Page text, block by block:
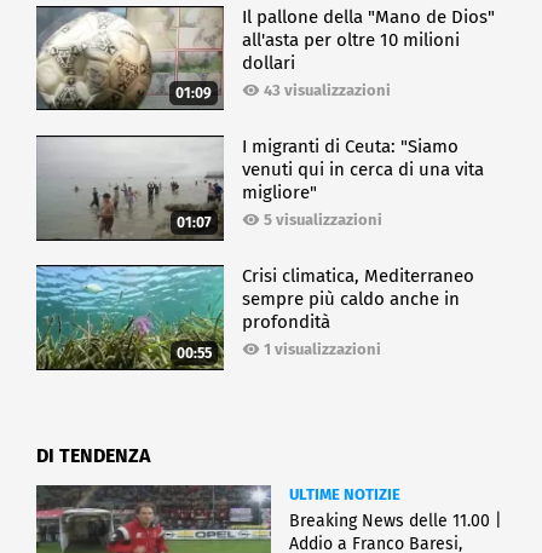
01:09
Il pallone della "Mano de Dios"
all'asta per oltre 10 milioni
dollari
43 visualizzazioni
01:07
I migranti di Ceuta: "Siamo
venuti qui in cerca di una vita
migliore"
5 visualizzazioni
00:55
Crisi climatica, Mediterraneo
sempre più caldo anche in
profondità
1 visualizzazioni
DI TENDENZA
ULTIME NOTIZIE
Breaking News delle 11.00 |
Addio a Franco Baresi,